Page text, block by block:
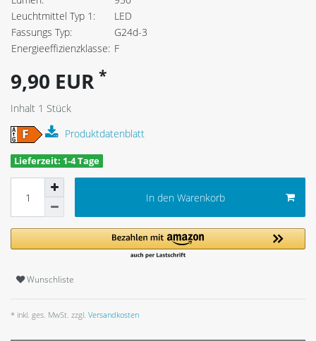
Leuchtmittel Typ 1:
LED
Fassungs Typ:
G24d-3
Energieeffizienzklasse: F
9,90 EUR *
Inhalt 1 Stück
Produktdatenblatt
Lieferzeit: 1-4 Tage
In den Warenkorb
Wunschliste
* inkl. ges. MwSt. zzgl. Versandkosten